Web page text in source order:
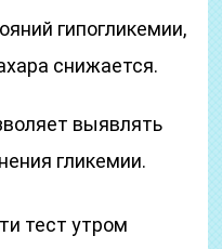
гипогликемии,
снижается.
выявлять
гликемии.
тест утром